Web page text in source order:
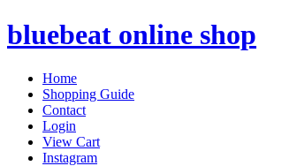
bluebeat online shop
Home
Shopping Guide
Contact
Login
View Cart
Instagram